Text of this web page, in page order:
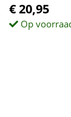
€ 20,95
Op